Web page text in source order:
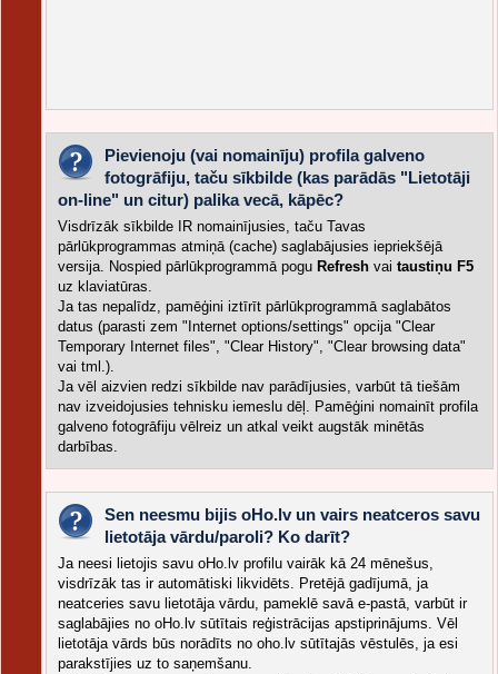
Pievienoju (vai nomainīju) profila galveno
fotogrāfiju, taču sīkbilde (kas parādās "Lietotāji
on-line" un citur) palika vecā, kāpēc?
Visdrīzāk sīkbilde IR nomainījusies, taču Tavas
pārlūkprogrammas atmiņā (cache) saglabājusies iepriekšējā
versija. Nospied pārlūkprogrammā pogu Refresh vai taustiņu F5
uz klaviatūras.
Ja tas nepalīdz, pamēģini iztīrīt pārlūkprogrammā saglabātos
datus (parasti zem "Internet options/settings" opcija "Clear
Temporary Internet files", "Clear History", "Clear browsing data"
vai tml.).
Ja vēl aizvien redzi sīkbilde nav parādījusies, varbūt tā tiešām
nav izveidojusies tehnisku iemeslu dēļ. Pamēģini nomainīt profila
galveno fotogrāfiju vēlreiz un atkal veikt augstāk minētās
darbības.
Sen neesmu bijis oHo.lv un vairs neatceros savu
lietotāja vārdu/paroli? Ko darīt?
Ja neesi lietojis savu oHo.lv profilu vairāk kā 24 mēnešus,
visdrīzāk tas ir automātiski likvidēts. Pretējā gadījumā, ja
neatceries savu lietotāja vārdu, pameklē savā e-pastā, varbūt ir
saglabājies no oHo.lv sūtītais reģistrācijas apstiprinājums. Vēl
lietotāja vārds būs norādīts no oho.lv sūtītajās vēstulēs, ja esi
parakstījies uz to saņemšanu.